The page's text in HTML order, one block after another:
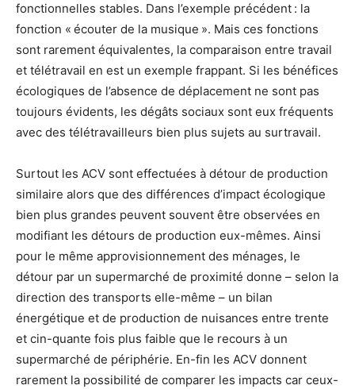
fonctionnelles stables. Dans l’exemple précédent : la
fonction « écouter de la musique ». Mais ces fonctions
sont rarement équivalentes, la comparaison entre travail
et télétravail en est un exemple frappant. Si les bénéfices
écologiques de l’absence de déplacement ne sont pas
toujours évidents, les dégâts sociaux sont eux fréquents
avec des télétravailleurs bien plus sujets au surtravail.
Surtout les ACV sont effectuées à détour de production
similaire alors que des différences d’impact écologique
bien plus grandes peuvent souvent être observées en
modifiant les détours de production eux-mêmes. Ainsi
pour le même approvisionnement des ménages, le
détour par un supermarché de proximité donne – selon la
direction des transports elle-même – un bilan
énergétique et de production de nuisances entre trente
et cin-quante fois plus faible que le recours à un
supermarché de périphérie. En-fin les ACV donnent
rarement la possibilité de comparer les impacts car ceux-